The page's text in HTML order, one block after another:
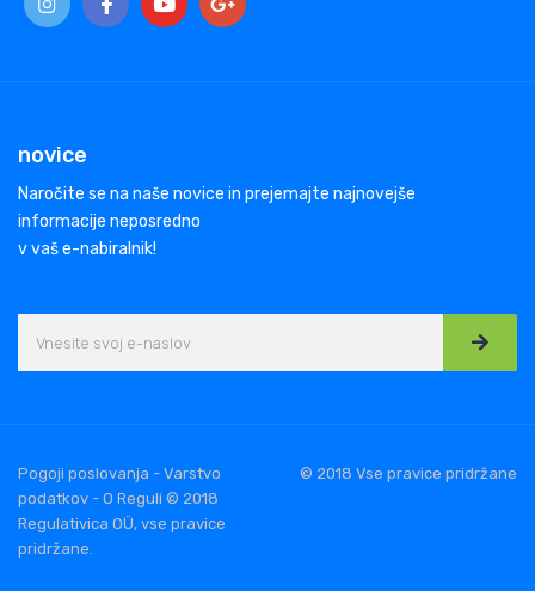
novice
Naročite se na naše novice in prejemajte najnovejše
informacije neposredno
v vaš e-nabiralnik!
Pogoji poslovanja - Varstvo
podatkov - O Reguli © 2018
Regulativica OÜ, vse pravice
pridržane.
© 2018 Vse pravice pridržane